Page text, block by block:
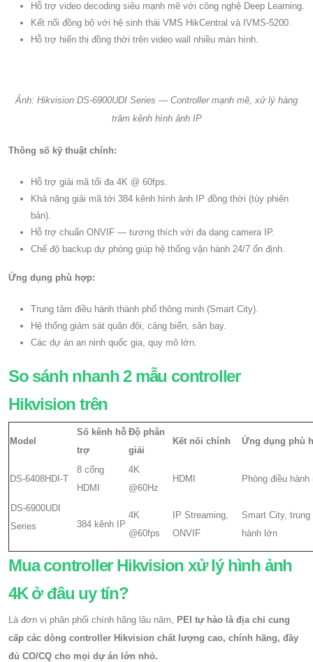
Hỗ trợ video decoding siêu mạnh mẽ với công nghệ Deep Learning.
Kết nối đồng bộ với hệ sinh thái VMS HikCentral và IVMS-5200.
Hỗ trợ hiển thị đồng thời trên video wall nhiều màn hình.
Ảnh: Hikvision DS-6900UDI Series — Controller mạnh mẽ, xử lý hàng
trăm kênh hình ảnh IP​
Thông số kỹ thuật chính:
Hỗ trợ giải mã tối đa 4K @ 60fps.
Khả năng giải mã tới 384 kênh hình ảnh IP đồng thời (tùy phiên
bản).
Hỗ trợ chuẩn ONVIF — tương thích với đa dạng camera IP.
Chế độ backup dự phòng giúp hệ thống vận hành 24/7 ổn định.
Ứng dụng phù hợp:
Trung tâm điều hành thành phố thông minh (Smart City).
Hệ thống giám sát quân đội, cảng biển, sân bay.
Các dự án an ninh quốc gia, quy mô lớn.
So sánh nhanh 2 mẫu controller
Hikvision trên
Model
Số kênh hỗ
trợ
Độ phân
giải
Kết nối chính Ứng dụng phù
DS-6408HDI-T
8 cổng
HDMI
4K
@60Hz
HDMI Phòng điều
DS-6900UDI
Series
384 kênh IP
4K
@60fps
IP Streaming,
ONVIF
Smart City, trung
hành lớn
Mua controller Hikvision xử lý hình ảnh
4K ở đâu uy tín?
Là đơn vị phân phối chính hãng lâu năm, PEI tự hào là địa chỉ cung
cấp các dòng controller Hikvision chất lượng cao, chính hãng, đầy
đủ CO/CQ cho mọi dự án lớn nhỏ.